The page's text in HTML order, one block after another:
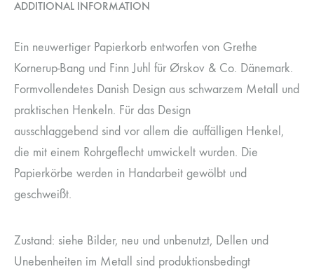
ADDITIONAL INFORMATION
Ein neuwertiger Papierkorb entworfen von Grethe
Kornerup-Bang und Finn Juhl für Ørskov & Co. Dänemark.
Formvollendetes Danish Design aus schwarzem Metall und
praktischen Henkeln. Für das Design
ausschlaggebend sind vor allem die auffälligen Henkel,
die mit einem Rohrgeflecht umwickelt wurden. Die
Papierkörbe werden in Handarbeit gewölbt und
geschweißt.
Zustand: siehe Bilder, neu und unbenutzt, Dellen und
Unebenheiten im Metall sind produktionsbedingt